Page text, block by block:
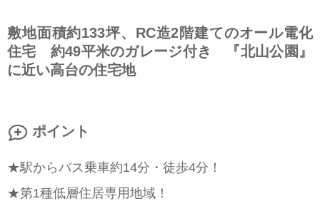
敷地面積約133坪、RC造2階建てのオール電化
住宅 約49平米のガレージ付き 『北山公園』
に近い高台の住宅地
ポイント
★駅からバス乗車約14分・徒歩4分！
★第1種低層住居専用地域！